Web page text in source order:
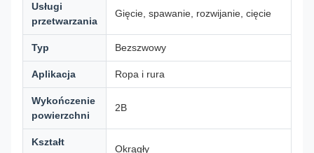
Usługi
przetwarzania
Gięcie, spawanie, rozwijanie, cięcie
Typ Bezszwowy
Aplikacja Ropa i rura
Wykończenie
powierzchni
2B
Kształt
Okrągły